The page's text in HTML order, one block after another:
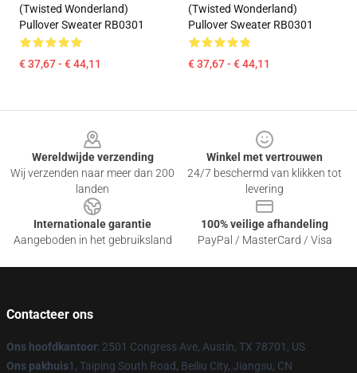
(Twisted Wonderland)
Pullover Sweater RB0301
€ 37,67 - € 44,11
(Twisted Wonderland)
Pullover Sweater RB0301
€ 37,67 - € 44,11
Wereldwijde verzending
Wij verzenden naar meer dan 200
landen
Winkel met vertrouwen
24/7 beschermd van klikken tot
levering
Internationale garantie
Aangeboden in het gebruiksland
100% veilige afhandeling
PayPal / MasterCard / Visa
Contacteer ons
Ons hoofdkantoor: 2501 Congress Ave, Austin, TX 78701, US
Ons pakhuis1, Taiping South Road, Beiliu City, Jiangsu, CN